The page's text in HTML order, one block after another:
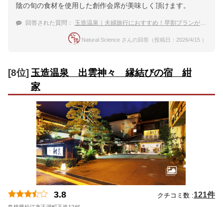
陰の旬の食材を使用した創作会席が美味しく頂けます。
回答された質問： 玉造温泉｜夫婦旅行におすすめ！早割プランがある温泉宿は？
Natural Science さんの回答（投稿日：2026/4/15 ）
[8位] 玉造温泉 出雲神々 縁結びの宿 紺
家
3.8 クチコミ数 :121件